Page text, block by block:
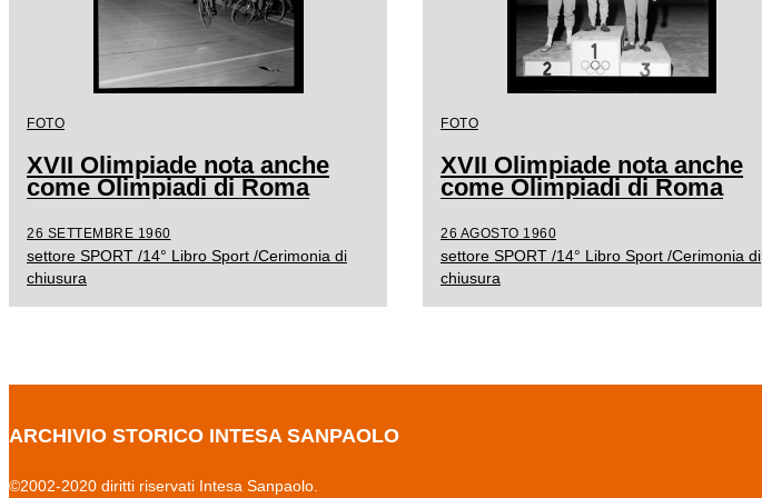
FOTO
XVII Olimpiade nota anche
come Olimpiadi di Roma
26 SETTEMBRE 1960
settore SPORT /14° Libro Sport /Cerimonia di
chiusura
FOTO
XVII Olimpiade nota anche
come Olimpiadi di Roma
26 AGOSTO 1960
settore SPORT /14° Libro Sport /Cerimonia di
chiusura
ARCHIVIO STORICO INTESA SANPAOLO
©2002-2020 diritti riservati Intesa Sanpaolo.